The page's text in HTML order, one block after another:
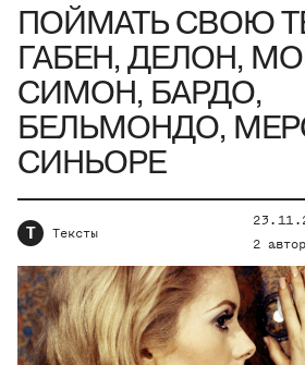
ПОЙМАТЬ СВОЮ
ГАБЕН, ДЕЛОН,
СИМОН, БАРДО,
БЕЛЬМОНДО,
СИНЬОРЕ
Т Тексты
2